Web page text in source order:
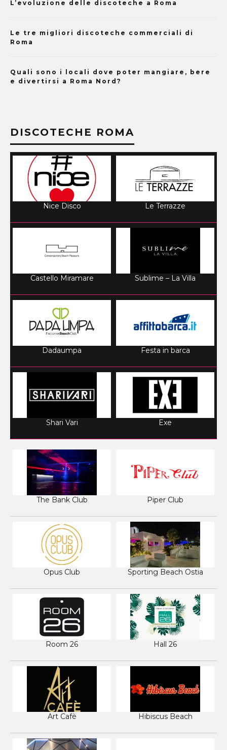
L’evoluzione delle discoteche a Roma
Le tre migliori discoteche commerciali di
Roma
Quali sono i locali dove poter mangiare, bere
e divertirsi a Roma Nord?
DISCOTECHE ROMA
Nice Disco Le Terrazze
Castello Miramare Sublime – La Villa
Dadaumpa Festa in barca
Shari Vari Exe
The Bank Club Piper Club
Opus Club Sporting Beach Ostia
Room 26 Hall 26
Art Cafè Hibiscus Beach